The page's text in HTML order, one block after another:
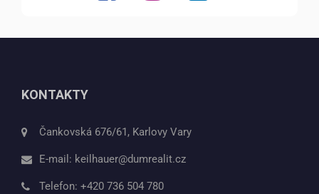
KONTAKTY
Čankovská 676/61, Karlovy Vary
E-mail: keilhauer@dumrealit.cz
Telefon: +420 736 504 780